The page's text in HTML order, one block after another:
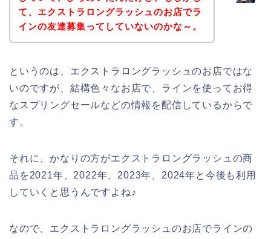
て、エクストラロングラッシュのお店でラ
インの友達募集ってしていないのかな～。
というのは、エクストラロングラッシュのお店ではな
いのですが、結構色々なお店で、ラインを使ってお得
なスプリングセールなどの情報を配信しているからで
す。
それに、かなりの方がエクストラロングラッシュの商
品を2021年、2022年、2023年、2024年と今後も利用
していくと思うんですよね♪
なので、エクストラロングラッシュのお店でラインの